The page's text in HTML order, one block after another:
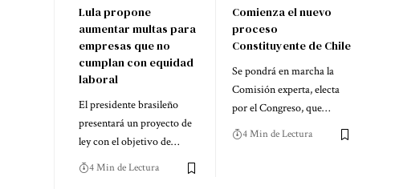
Lula propone
aumentar multas para
empresas que no
cumplan con equidad
laboral
El presidente brasileño
presentará un proyecto de
ley con el objetivo de…
4 Min de Lectura
Comienza el nuevo
proceso
Constituyente de Chile
Se pondrá en marcha la
Comisión experta, electa
por el Congreso, que…
4 Min de Lectura